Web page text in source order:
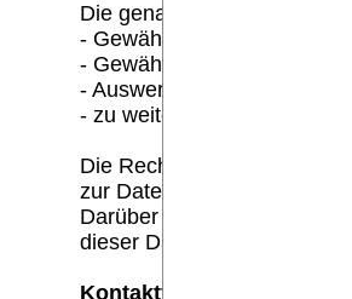
Die genannten Daten
- Gewährleistung eines
- Gewährleistung einer
- Auswertung der
- zu weiteren
Die Rechtsgrundlage für
zur Datenerhebung. In
Darüber hinaus setzen wir
dieser Datenschutzerklärung.
Kontaktformular: